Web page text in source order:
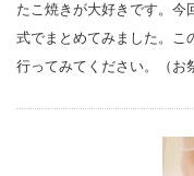
たこ焼きが大好きです。今
式でまとめてみました。こ
行ってみてください。（